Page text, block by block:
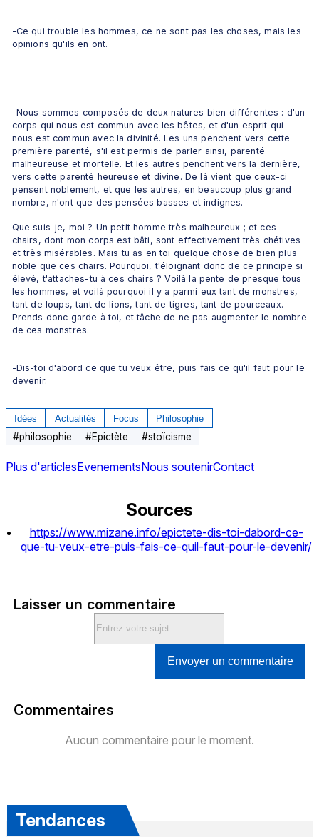
-Ce qui trouble les hommes, ce ne sont pas les choses, mais les
opinions qu'ils en ont.
-Nous sommes composés de deux natures bien différentes : d'un
corps qui nous est commun avec les bêtes, et d'un esprit qui
nous est commun avec la divinité. Les uns penchent vers cette
première parenté, s'il est permis de parler ainsi, parenté
malheureuse et mortelle. Et les autres penchent vers la dernière,
vers cette parenté heureuse et divine. De là vient que ceux-ci
pensent noblement, et que les autres, en beaucoup plus grand
nombre, n'ont que des pensées basses et indignes.
Que suis-je, moi ? Un petit homme très malheureux ; et ces
chairs, dont mon corps est bâti, sont effectivement très chétives
et très misérables. Mais tu as en toi quelque chose de bien plus
noble que ces chairs. Pourquoi, t'éloignant donc de ce principe si
élevé, t'attaches-tu à ces chairs ? Voilà la pente de presque tous
les hommes, et voilà pourquoi il y a parmi eux tant de monstres,
tant de loups, tant de lions, tant de tigres, tant de pourceaux.
Prends donc garde à toi, et tâche de ne pas augmenter le nombre
de ces monstres.
-Dis-toi d'abord ce que tu veux être, puis fais ce qu'il faut pour le
devenir.
Idées Actualités Focus Philosophie
#philosophie #Epictète #stoïcisme
Plus d'articlesEvenementsNous soutenirContact
Sources
https://www.mizane.info/epictete-dis-toi-dabord-ce-
que-tu-veux-etre-puis-fais-ce-quil-faut-pour-le-devenir/
Laisser un commentaire
Envoyer un commentaire
Commentaires
Aucun commentaire pour le moment.
Tendances